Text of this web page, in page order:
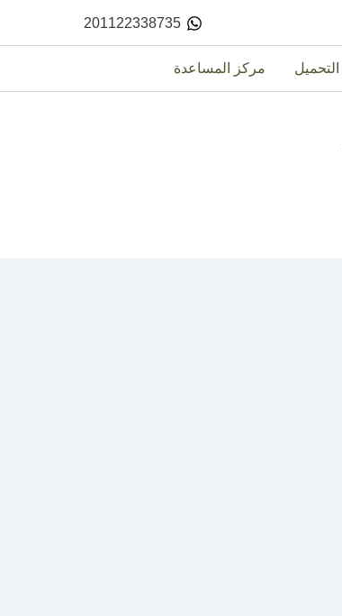
201122338735
التحميل مركز المساعدة